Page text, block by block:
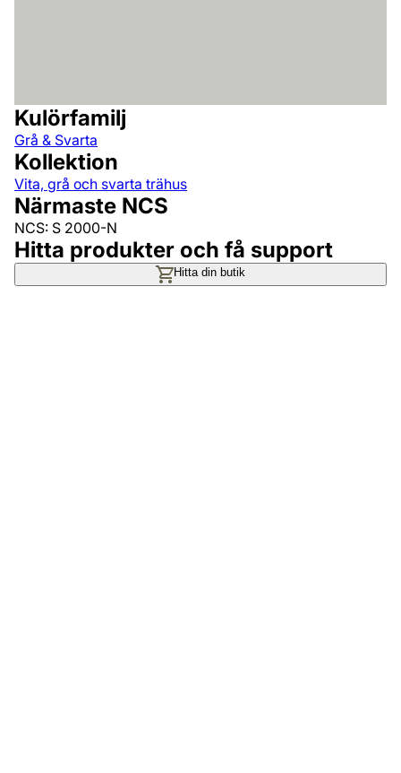
Kulörfamilj
Grå & Svarta
Kollektion
Vita, grå och svarta trähus
Närmaste NCS
NCS: S 2000-N
Hitta produkter och få support
Hitta din butik